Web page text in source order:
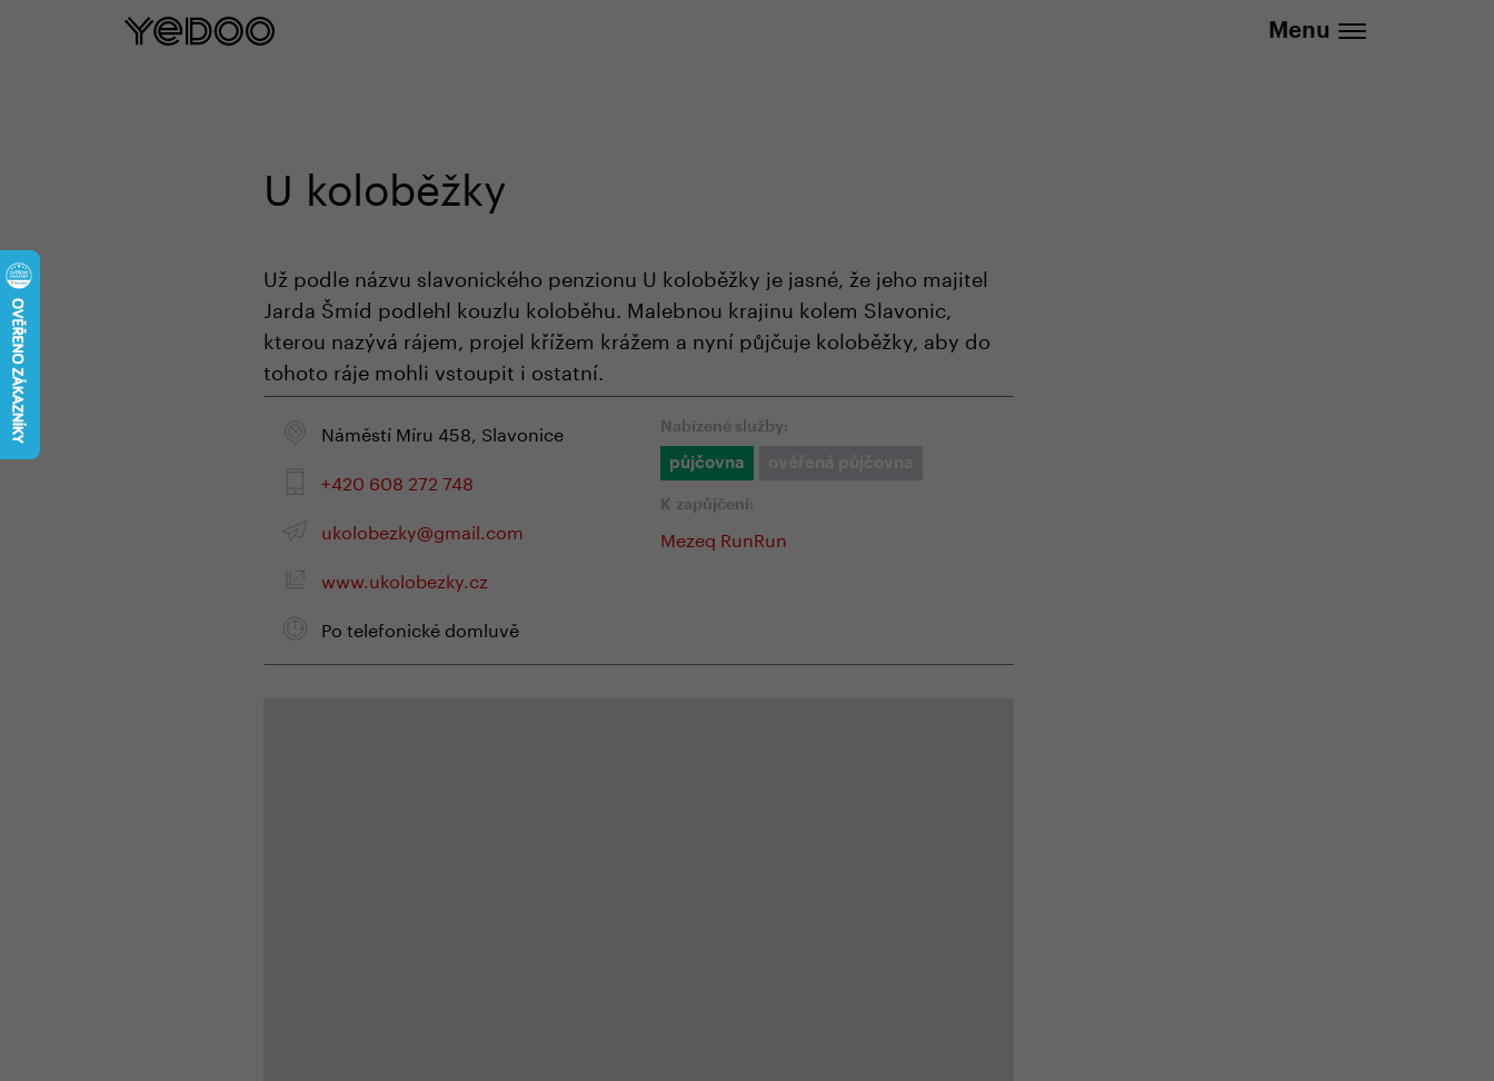
Menu
U koloběžky
Už podle názvu slavonického penzionu U koloběžky je jasné, že jeho majitel
Jarda Šmíd podlehl kouzlu koloběhu. Malebnou krajinu kolem Slavonic,
kterou nazývá rájem, projel křížem krážem a nyní půjčuje koloběžky, aby do
tohoto ráje mohli vstoupit i ostatní.
Náměstí Míru 458, Slavonice
+420 608 272 748
ukolobezky@gmail.com
www.ukolobezky.cz
Po telefonické domluvě
Nabízené služby:
půjčovna
K zapůjčení:
Mezeq RunRun